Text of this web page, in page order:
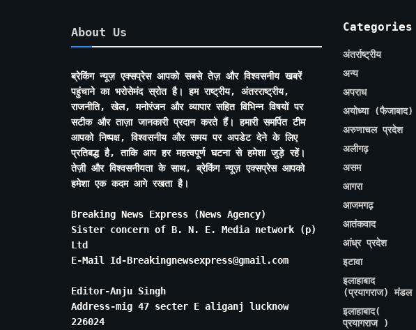
About Us
ब्रेकिंग न्यूज़ एक्सप्रेस आपको सबसे तेज़ और विश्वसनीय खबरें
पहुंचाने का भरोसेमंद स्रोत है। हम राष्ट्रीय, अंतरराष्ट्रीय,
राजनीति, खेल, मनोरंजन और व्यापार सहित विभिन्न विषयों पर
सटीक और ताज़ा जानकारी प्रदान करते हैं। हमारी समर्पित टीम
आपको निष्पक्ष, विश्वसनीय और समय पर अपडेट देने के लिए
प्रतिबद्ध है, ताकि आप हर महत्वपूर्ण घटना से हमेशा जुड़े रहें।
तेज़ी और विश्वसनीयता के साथ, ब्रेकिंग न्यूज़ एक्सप्रेस आपको
हमेशा एक कदम आगे रखता है।
Breaking News Express (News Agency)
Sister concern of B. N. E. Media network (p)
Ltd
E-Mail Id-Breakingnewsexpress@gmail.com
Editor-Anju Singh
Address-mig 47 secter E aliganj lucknow
226024
Categories
अंतर्राष्ट्रीय
अन्य
अपराध
अयोध्या (फैजाबाद)
अरुणाचल प्रदेश
अलीगढ़
असम
आगरा
आजमगढ़
आतंकवाद
आंध्र प्रदेश
इटावा
इलाहाबाद
(प्रयागराज) मंडल
इलाहाबाद(
प्रयागराज )